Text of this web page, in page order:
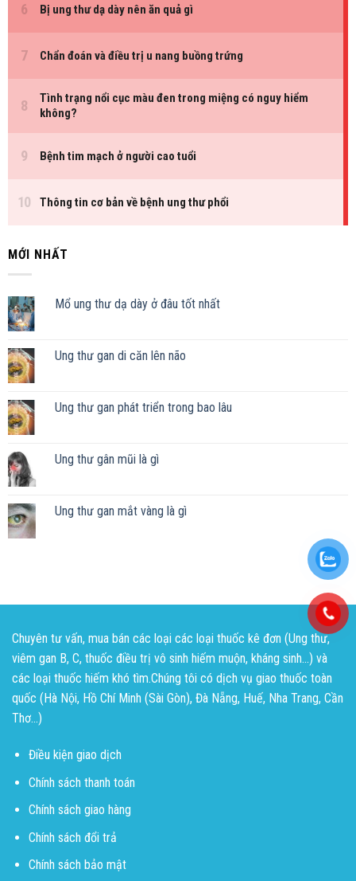
MỚI NHẤT
Mổ ung thư dạ dày ở đâu tốt nhất
Ung thư gan di căn lên não
Ung thư gan phát triển trong bao lâu
Ung thư gân mũi là gì
Ung thư gan mắt vàng là gì
Chuyên tư vấn, mua bán các loại các loại thuốc kê đơn (Ung thư,
viêm gan B, C, thuốc điều trị vô sinh hiếm muộn, kháng sinh...) và
các loại thuốc hiếm khó tìm.Chúng tôi có dịch vụ giao thuốc toàn
quốc (Hà Nội, Hồ Chí Minh (Sài Gòn), Đà Nẵng, Huế, Nha Trang, Cần
Thơ...)
Điều kiện giao dịch
Chính sách thanh toán
Chính sách giao hàng
Chính sách đổi trả
Chính sách bảo mật